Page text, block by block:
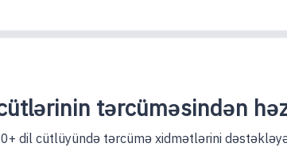
tərcüməsindən
dil cütlüyündə tərcümə xidmətlərini